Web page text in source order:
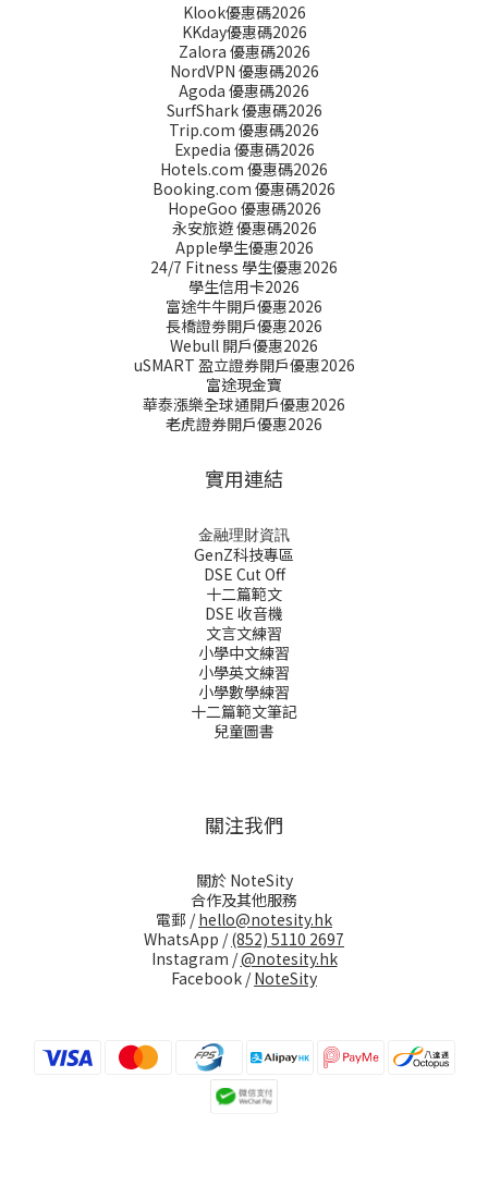
Klook優惠碼2026
KKday優惠碼2026
Zalora 優惠碼2026
NordVPN 優惠碼2026
Agoda 優惠碼2026
SurfShark 優惠碼2026
Trip.com 優惠碼2026
Expedia 優惠碼2026
Hotels.com 優惠碼2026
Booking.com 優惠碼2026
HopeGoo 優惠碼2026
永安旅遊 優惠碼2026
Apple學生優惠2026
24/7 Fitness 學生優惠2026
學生信用卡2026
富途牛牛開戶優惠2026
長橋證劵開戶優惠2026
Webull 開戶優惠2026
uSMART 盈立證券開戶優惠2026
富途現金寶
華泰漲樂全球通開戶優惠2026
老虎證券開戶優惠2026
實用連結
金融理財資訊
GenZ科技專區
DSE Cut Off
十二篇範文
DSE 收音機
文言文練習
小學中文練習
小學英文練習
小學數學練習
十二篇範文筆記
兒童圖書
關注我們
關於 NoteSity
合作及其他服務
電郵 /hello@notesity.hk
WhatsApp /(852) 5110 2697
Instagram /@notesity.hk
Facebook /NoteSity